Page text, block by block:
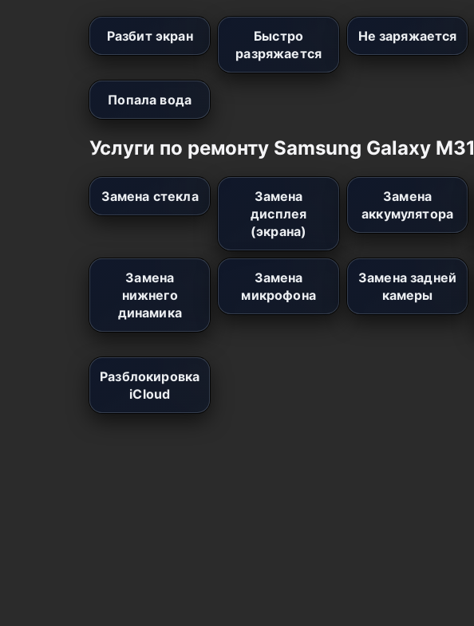
Разбит экран
Быстро
разряжается
Не заряжается
Попала вода
Услуги по ремонту Samsung Galaxy M31
Замена стекла
Замена
дисплея
(экрана)
Замена
аккумулятора
Замена
нижнего
динамика
Замена
микрофона
Замена задней
камеры
Разблокировка
iCloud